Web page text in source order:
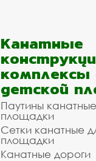
Канатные
комплексы
детской
Паутины
площадки
Сетки канатные
площадки
Канатные дороги